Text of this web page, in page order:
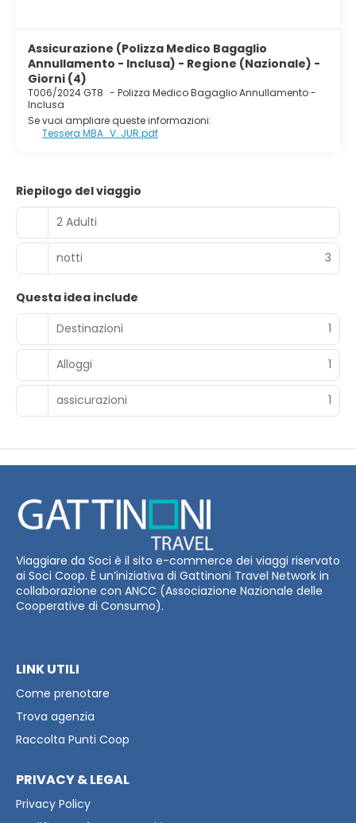
Assicurazione (Polizza Medico Bagaglio
Annullamento - Inclusa) - Regione (Nazionale) -
Giorni (4)
T006/2024 GT8 - Polizza Medico Bagaglio Annullamento -
Inclusa
Se vuoi ampliare queste informazioni:
Tessera MBA_V. JUR.pdf
Riepilogo del viaggio
2 Adulti
notti 3
Questa idea include
Destinazioni
1
Alloggi 1
assicurazioni 1
Viaggiare da Soci è il sito e-commerce dei viaggi riservato
ai Soci Coop. È un’iniziativa di Gattinoni Travel Network in
collaborazione con ANCC (Associazione Nazionale delle
Cooperative di Consumo).
LINK UTILI
Come prenotare
Trova agenzia
Raccolta Punti Coop
PRIVACY & LEGAL
Privacy Policy